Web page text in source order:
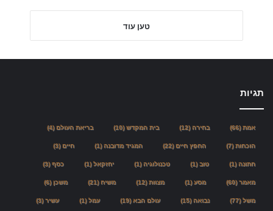
טען עוד
תגיות
אמת(66) בחירה(12) בית המקדש(10) בריאת העולם (4)
הוכחות(7) החפץ חיים (22) המגיד מדובנה(1) חיים (3)
חתונה(1) טוב(1) טכנולוגיה(1) יחזקאל(1) כסף(3)
מאמר(60) מסע(1) מצוות(12) משיח (21) משכן (6)
משל(77) נבואה(15) עולם הבא(19) עמל(1) עשיר(3)